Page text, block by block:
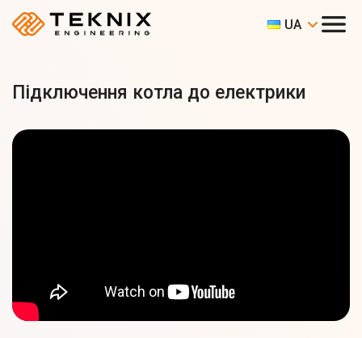
UA
Підключення котла до електрики